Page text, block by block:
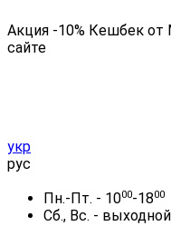
Акция -10% Кешбек от
сайте
укр
рус
Пн.-Пт. - 1000-1800
Сб., Вс. - выходной